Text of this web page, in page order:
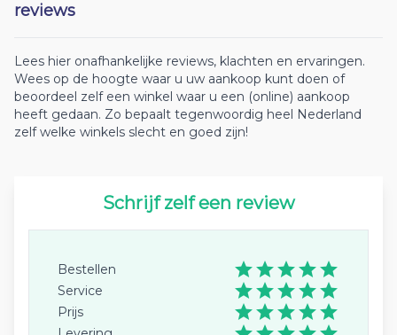
reviews
Lees hier onafhankelijke reviews, klachten en ervaringen.
Wees op de hoogte waar u uw aankoop kunt doen of
beoordeel zelf een winkel waar u een (online) aankoop
heeft gedaan. Zo bepaalt tegenwoordig heel Nederland
zelf welke winkels slecht en goed zijn!
Schrijf zelf een review
Bestellen
Service
Prijs